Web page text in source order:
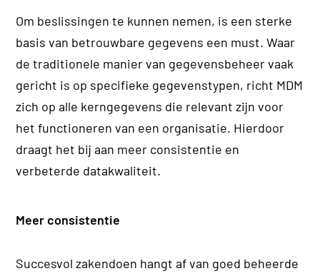
Om beslissingen te kunnen nemen, is een sterke
basis van betrouwbare gegevens een must. Waar
de traditionele manier van gegevensbeheer vaak
gericht is op specifieke gegevenstypen, richt MDM
zich op alle kerngegevens die relevant zijn voor
het functioneren van een organisatie. Hierdoor
draagt het bij aan meer consistentie en
verbeterde datakwaliteit.
Meer consistentie
Succesvol zakendoen hangt af van goed beheerde